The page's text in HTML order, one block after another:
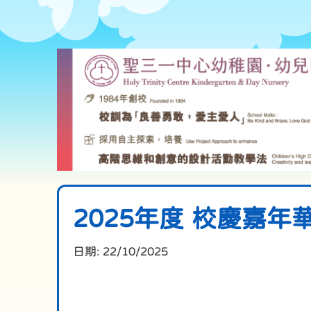
2025年度 校慶嘉年
日期: 22/10/2025